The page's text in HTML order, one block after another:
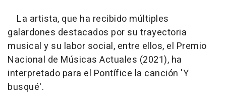
La artista, que ha recibido múltiples
galardones destacados por su trayectoria
musical y su labor social, entre ellos, el Premio
Nacional de Músicas Actuales (2021), ha
interpretado para el Pontífice la canción 'Y
busqué'.